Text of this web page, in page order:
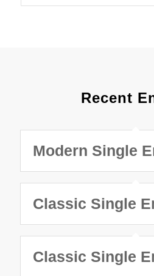
Recent
Modern Single
Classic Single
Classic Single